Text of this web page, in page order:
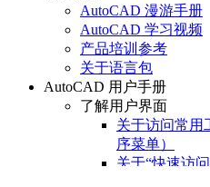
AutoCAD 漫游手册
AutoCAD 学习视频
产品培训参考
关于语言包
AutoCAD 用户手册
了解用户界面
关于访问常用
序菜单）
关于“快速访